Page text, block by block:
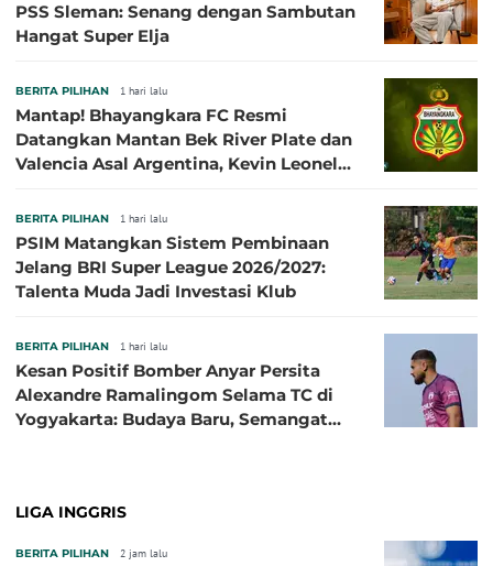
PSS Sleman: Senang dengan Sambutan
Hangat Super Elja
BERITA PILIHAN 1 hari lalu
Mantap! Bhayangkara FC Resmi
Datangkan Mantan Bek River Plate dan
Valencia Asal Argentina, Kevin Leonel
BERITA PILIHAN 1 hari lalu
PSIM Matangkan Sistem Pembinaan
Jelang BRI Super League 2026/2027:
Talenta Muda Jadi Investasi Klub
BERITA PILIHAN 1 hari lalu
Kesan Positif Bomber Anyar Persita
Alexandre Ramalingom Selama TC di
Yogyakarta: Budaya Baru, Semangat
LIGA INGGRIS
BERITA PILIHAN 2 jam lalu